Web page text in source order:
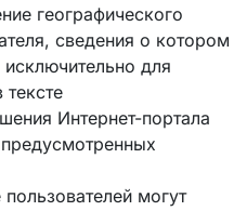
географического
сведения о котором
для
Интернет-портала
могут